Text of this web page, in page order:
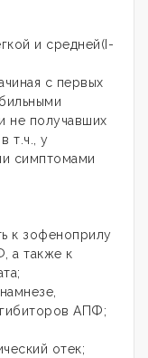
и средней(I-
с первых
не получавших
т.ч., у
симптомами
к зофеноприлу
а также к
АПФ;
отек;